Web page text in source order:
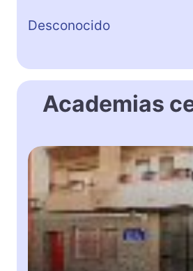
Desconocido
Academias
C
o